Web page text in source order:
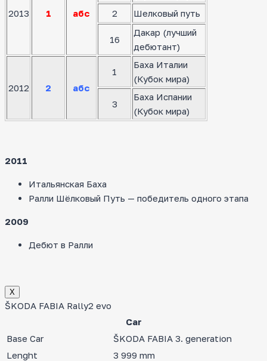
2013 1 абс
2
Шелковый путь
16
Дакар (лучший
дебютант)
2012 2 абс
1
Баха Италии
(Кубок мира)
3
Баха Испании
(Кубок мира)
2011
Итальянская Баха
Ралли Шёлковый Путь — победитель одного этапа
2009
Дебют в Ралли
Х
ŠKODA FABIA Rally2 evo
Car
Base Car
ŠKODA FABIA 3. generation
Lenght
3 999 mm